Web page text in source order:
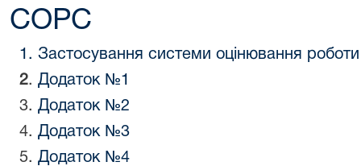
СОРС
1. Застосування системи оцінювання
2. Додаток №1
3. Додаток №2
4. Додаток №3
5. Додаток №4